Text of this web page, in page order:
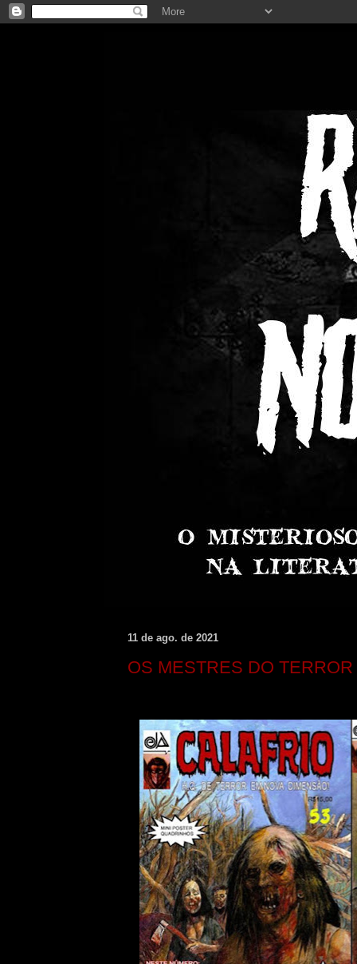
11 de ago. de 2021
OS MESTRES DO